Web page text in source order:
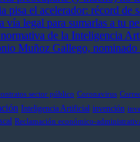
pisa el acelerador: récord de
vía legal para sumarlas a tu
de la Inteligencia
Muñoz Gallego,
sector público Coronavirus
Inteligencia Artificial invención
Reclamación económico-